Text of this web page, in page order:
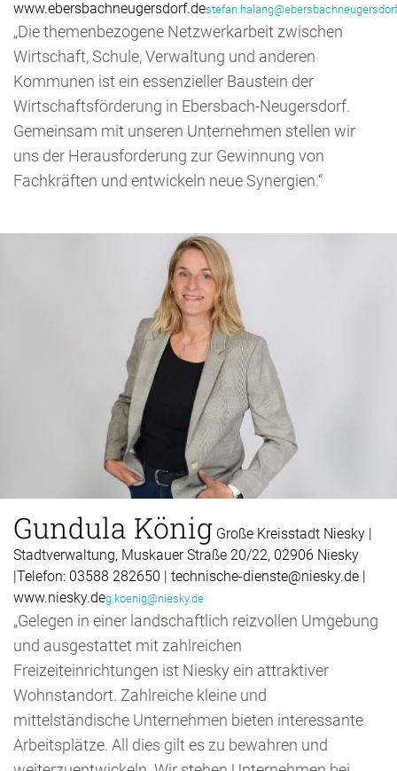
www.ebersbachneugersdorf.de
„Die themenbezogene Netzwerkarbeit zwischen
Wirtschaft, Schule, Verwaltung und anderen
Kommunen ist ein essenzieller Baustein der
Wirtschaftsförderung in Ebersbach-Neugersdorf.
Gemeinsam mit unseren Unternehmen stellen wir
uns der Herausforderung zur Gewinnung von
Fachkräften und entwickeln neue Synergien.“
Gundula König Große Kreisstadt Niesky |
Stadtverwaltung, Muskauer Straße 20/22, 02906 Niesky
|Telefon: 03588 282650 | technische-dienste@niesky.de |
www.niesky.deg.koenig@niesky.de
„Gelegen in einer landschaftlich reizvollen Umgebung
und ausgestattet mit zahlreichen
Freizeiteinrichtungen ist Niesky ein attraktiver
Wohnstandort. Zahlreiche kleine und
mittelständische Unternehmen bieten interessante
Arbeitsplätze. All dies gilt es zu bewahren und